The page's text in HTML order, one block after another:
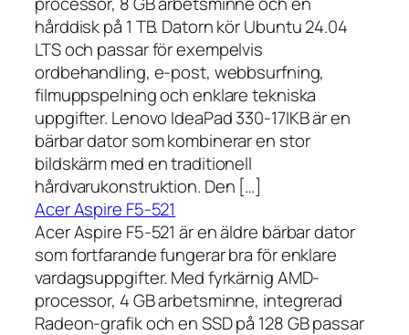
hårddisk på 1 TB. Datorn kör Ubuntu 24.04
LTS och passar för exempelvis
ordbehandling, e-post, webbsurfning,
filmuppspelning och enklare tekniska
uppgifter. Lenovo IdeaPad 330-17IKB är en
bärbar dator som kombinerar en stor
bildskärm med en traditionell
hårdvarukonstruktion. Den […]
Acer Aspire F5-521
Acer Aspire F5-521 är en äldre bärbar dator
som fortfarande fungerar bra för enklare
vardagsuppgifter. Med fyrkärnig AMD-
processor, 4 GB arbetsminne, integrerad
Radeon-grafik och en SSD på 128 GB passar